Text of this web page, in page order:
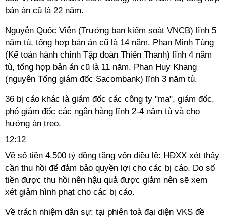
bản án cũ là 22 năm.
Nguyễn Quốc Viễn (Trưởng ban kiểm soát VNCB) lĩnh 5
năm tù, tổng hợp bản án cũ là 14 năm. Phan Minh Tùng
(Kế toán hành chính Tập đoàn Thiên Thanh) lĩnh 4 năm
tù, tổng hợp bản án cũ là 11 năm. Phan Huy Khang
(nguyên Tổng giám đốc Sacombank) lĩnh 3 năm tù.
36 bị cáo khác là giám đốc các công ty "ma", giám đốc,
phó giám đốc các ngân hàng lĩnh 2-4 năm tù và cho
hưởng án treo.
12:12
Về số tiền 4.500 tỷ đồng tăng vốn điều lệ: HĐXX xét thấy
cần thu hồi để đảm bảo quyền lợi cho các bị cáo. Do số
tiền được thu hồi nên hậu quả được giảm nên sẽ xem
xét giảm hình phạt cho các bị cáo.
Về trách nhiệm dân sự: tại phiên toà đại diện VKS đề